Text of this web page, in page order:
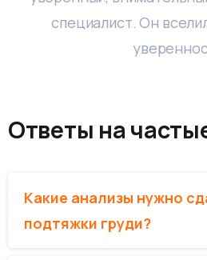
специалист. Он
Ответы на
Какие анализы нужно
подтяжки груди?